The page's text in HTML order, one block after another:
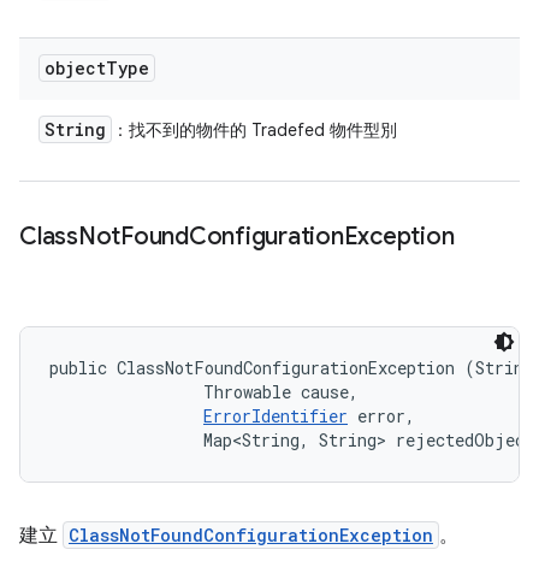
objectType
String ：找不到的物件的 Tradefed 物件型別
ClassNotFoundConfigurationException
public ClassNotFoundConfigurationException
                Throwable cause,
ErrorIdentifier error,
Map<String, String>
建立 ClassNotFoundConfigurationException 。